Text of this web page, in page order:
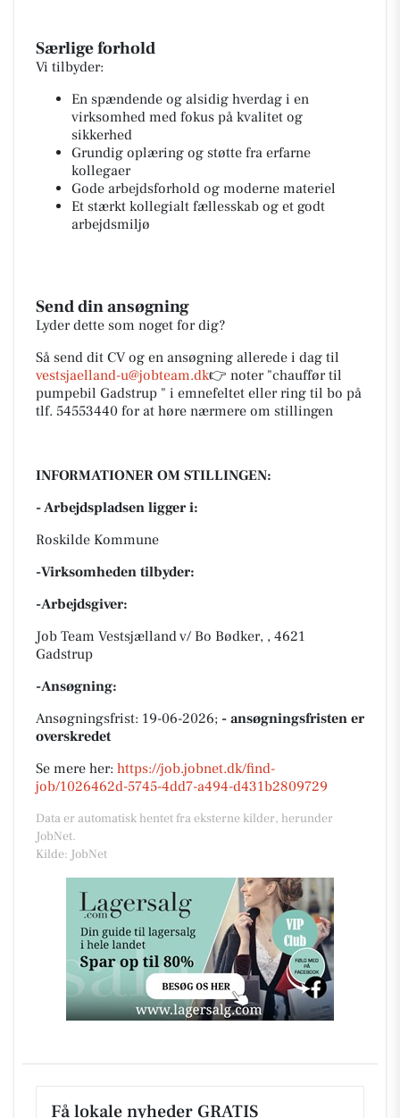
Særlige forhold
Vi tilbyder:
En spændende og alsidig hverdag i en
virksomhed med fokus på kvalitet og
sikkerhed
Grundig oplæring og støtte fra erfarne
kollegaer
Gode arbejdsforhold og moderne materiel
Et stærkt kollegialt fællesskab og et godt
arbejdsmiljø
Send din ansøgning
Lyder dette som noget for dig?
Så send dit CV og en ansøgning allerede i dag til
vestsjaelland-u@jobteam.dk👉 noter "chauffør til
pumpebil Gadstrup " i emnefeltet eller ring til bo på
tlf. 54553440 for at høre nærmere om stillingen
INFORMATIONER OM STILLINGEN:
- Arbejdspladsen ligger i:
Roskilde Kommune
-Virksomheden tilbyder:
-Arbejdsgiver:
Job Team Vestsjælland v/ Bo Bødker, , 4621
Gadstrup
-Ansøgning:
Ansøgningsfrist: 19-06-2026; - ansøgningsfristen er
overskredet
Se mere her: https://job.jobnet.dk/find-
job/1026462d-5745-4dd7-a494-d431b2809729
Data er automatisk hentet fra eksterne kilder, herunder
JobNet.
Kilde: JobNet
Få lokale nyheder GRATIS